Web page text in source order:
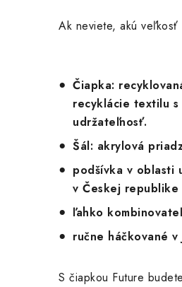
Ak neviete, akú
Čiapka:
recyklácie textilu
udržateľnosť.
Šál: akrylová
podšívka v oblasti
v Českej republike
ľahko
ručne háčkované v
S čiapkou Future